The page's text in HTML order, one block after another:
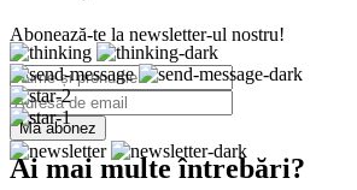
Abonează-te la newsletter-ul nostru!
Mă abonez
Ai mai multe întrebări?